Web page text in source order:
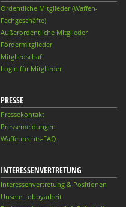
Ordentliche Mitglieder (Waffen-
Fachgeschäfte)
Außerordentliche Mitglieder
Fördermitglieder
Mitgliedschaft
Login für Mitglieder
PRESSE
Pressekontakt
Pressemeldungen
Waffenrechts-FAQ
INTERESSENVERTRETUNG
Interessenvertretung & Positionen
Unsere Lobbyarbeit